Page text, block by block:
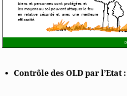
Contrôle des OLD par l’Etat